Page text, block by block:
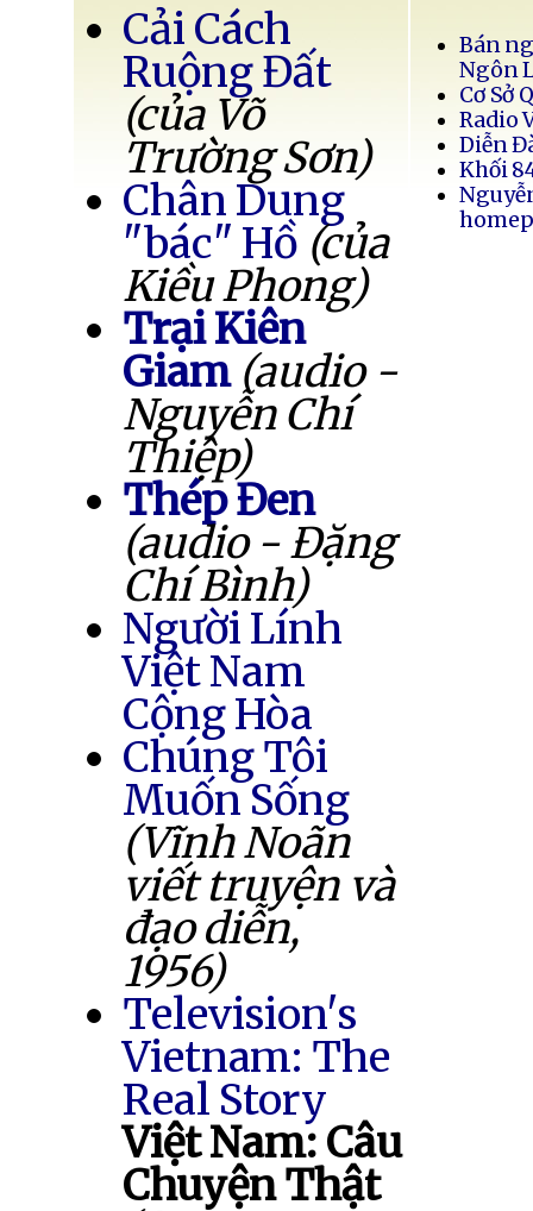
Cải Cách
Ruộng Đất
(của Võ
Trường Sơn)
Chân Dung
"bác" Hồ (của
Kiều Phong)
Trại Kiên
Giam (audio -
Nguyễn Chí
Thiệp)
Thép Đen
(audio - Đặng
Chí Bình)
Người Lính
Việt Nam
Cộng Hòa
Chúng Tôi
Muốn Sống
(Vĩnh Noãn
viết truyện và
đạo diễn,
1956)
Television's
Vietnam: The
Real Story
Việt Nam: Câu
Chuyện Thật
Bán
Ngôn
Cơ Sở
Radio
Diễn
Khối